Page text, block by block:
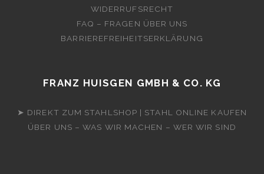
WIDERRUFSRECHT
FAQ – FRAGEN ÜBER UNS
BARRIEREFREIHEITSERKLÄRUNG
FRANZ HUISGEN GMBH & CO. KG
➤ DIREKT ZUM STAHLSHOP | STAHL ONLINE KAUFEN
ÜBER UNS – WAS WIR MACHEN – WER WIR SIND